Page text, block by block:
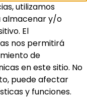
utilizamos
almacenar y/o
El
nos permitirá
de
en este sitio. No
puede afectar
y funciones.